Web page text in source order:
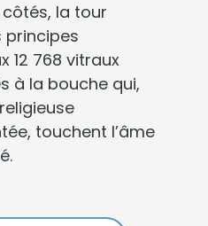
la tour
principes
12 768 vitraux
à la bouche qui,
touchent l’âme